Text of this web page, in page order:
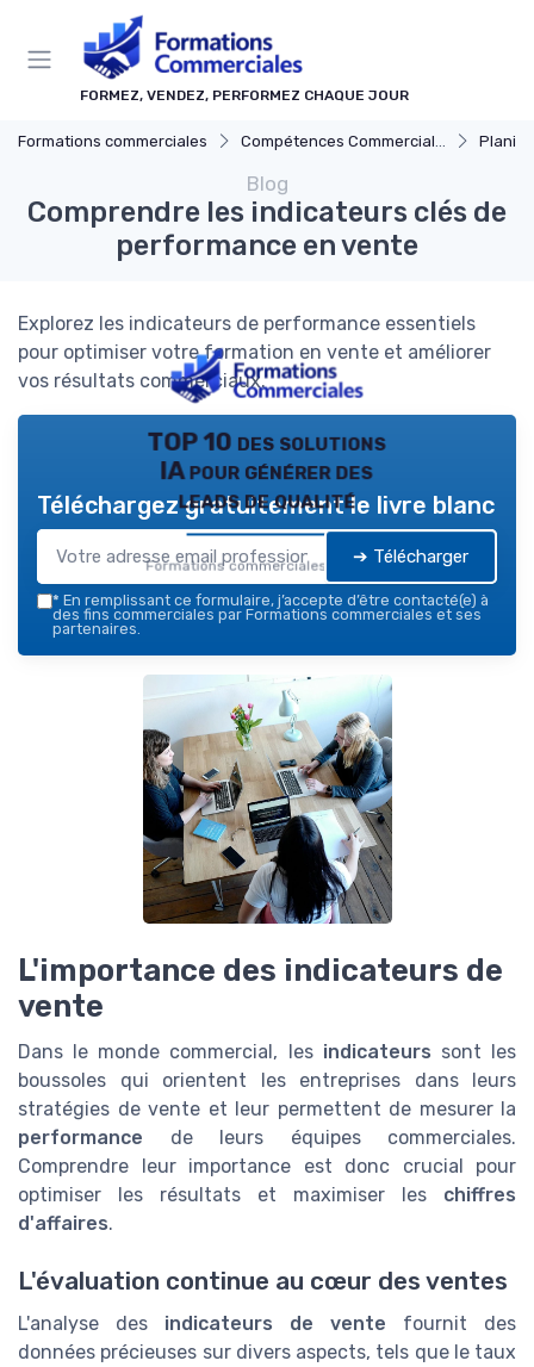
FORMEZ, VENDEZ, PERFORMEZ CHAQUE JOUR
Formations commerciales Compétences Commerciales Clés
Blog
Comprendre les indicateurs clés de
performance en vente
Explorez les indicateurs de performance essentiels
pour optimiser votre formation en vente et améliorer
vos résultats commerciaux.
TOP 10 des solutions
IA pour générer des
leads de qualité
Formations commerciales — 2026
Téléchargez gratuitement le livre blanc
➔ Télécharger
* En remplissant ce formulaire, j’accepte d’être contacté(e) à
des fins commerciales par Formations commerciales et ses
partenaires.
L'importance des indicateurs de
vente
Dans le monde commercial, les indicateurs sont les
boussoles qui orientent les entreprises dans leurs
stratégies de vente et leur permettent de mesurer la
performance de leurs équipes commerciales.
Comprendre leur importance est donc crucial pour
optimiser les résultats et maximiser les chiffres
d'affaires.
L'évaluation continue au cœur des ventes
L'analyse des indicateurs de vente fournit des
données précieuses sur divers aspects, tels que le taux
Panneau de gestion des cookies